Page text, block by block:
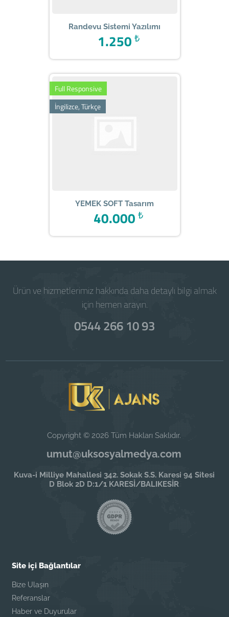
Randevu Sistemi Yazılımı
₺
1.250
Full Responsive
İngilizce, Türkçe
YEMEK SOFT Tasarım
₺
40.000
Ürün ve hizmetlerimiz hakkında daha detaylı bilgi almak
için hemen arayın.
0544 266 10 93
Copyright © 2026 Tüm Hakları Saklıdır.
umut@uksosyalmedya.com
Kuva-i Milliye Mahallesi 342. Sokak S.S. Karesi 94 Sitesi
D Blok 2D D:1/1 KARESİ/BALIKESİR
Site içi Bağlantılar
Bize Ulaşın
Referanslar
Haber ve Duyurular